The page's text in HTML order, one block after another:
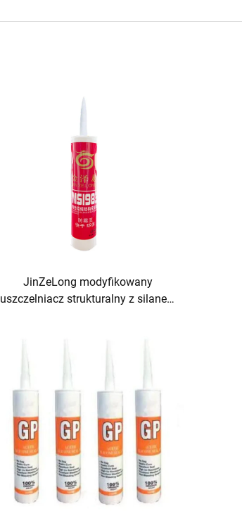
JinZeLong modyfikowany
uszczelniacz strukturalny z silanem